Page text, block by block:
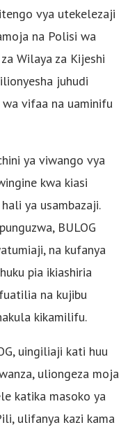
vya utekelezaji
na Polisi wa
Wilaya za Kijeshi
juhudi
wa vifaa na uaminifu
ya viwango vya
kwa kiasi
ya usambazaji.
BULOG
na kufanya
pia ikiashiria
na kujibu
kikamilifu.
uingiliaji kati huu
uliongeza moja
katika masoko ya
ulifanya kazi kama